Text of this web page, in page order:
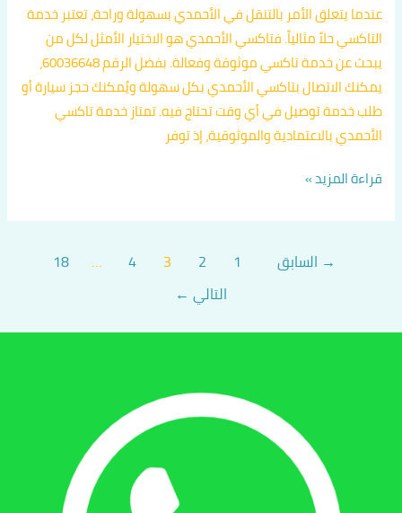
عندما يتعلق الأمر بالتنقل في الأحمدي بسهولة وراحة، تعتبر خدمة
التاكسي حلاً مثالياً. فتاكسي الأحمدي هو الاختيار الأمثل لكل من
يبحث عن خدمة تاكسي موثوقة وفعالة. بفضل الرقم 60036648،
يمكنك الاتصال بتاكسي الأحمدي بكل سهولة ويُمكنك حجز سيارة أو
طلب خدمة توصيل في أي وقت تحتاج فيه. تمتاز خدمة تاكسي
الأحمدي بالاعتمادية والموثوقية، إذ توفر
قراءة المزيد »
→ السابق 1
2
3
4
…
18
التالي ←